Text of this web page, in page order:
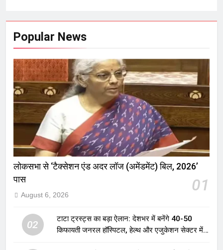
Popular News
लोकसभा से ‘टैक्सेशन एंड अदर लॉज (अमेंडमेंट) बिल, 2026’
पास
01
August 6, 2026
02
टाटा ट्रस्ट्स का बड़ा ऐलान: देशभर में बनेंगे 40-50
किफायती जनरल हॉस्पिटल, हेल्थ और एजुकेशन सेक्टर में